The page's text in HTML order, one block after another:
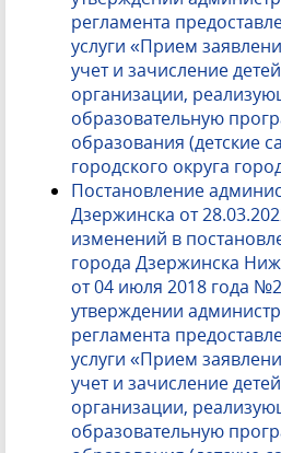
регламента
услуги «Прием
учет и зачисление
организации,
образовательную
образования (детские
городского округа
Постановление
Дзержинска от
изменений в
города Дзержинска
от 04 июля 2018 года
утверждении
регламента
услуги «Прием
учет и зачисление
организации,
образовательную